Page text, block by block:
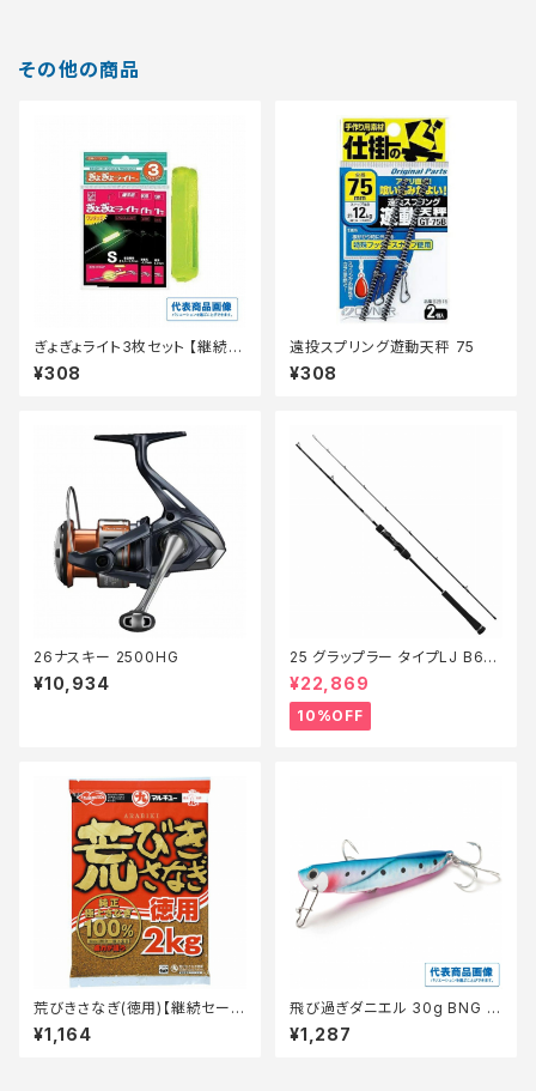
その他の商品
ぎょぎょライト3枚セット 【継続セ
ール_装備】
¥308
遠投スプリング遊動天秤 75
¥308
26ナスキー 2500HG
¥10,934
25 グラップラー タイプLJ B63-
3【継続セール_ロッド】【10】
¥22,869
10%OFF
荒びきさなぎ(徳用)【継続セール
_エサ】
¥1,164
飛び過ぎダニエル 30g BNG ブ
ルピンゴールド
¥1,287